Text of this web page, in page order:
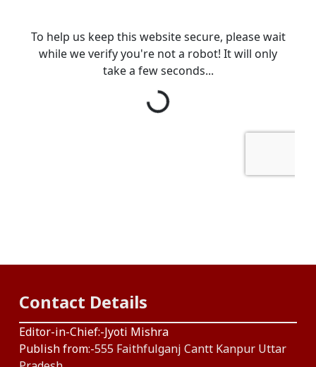
Contact Details
Editor-in-Chief:-Jyoti Mishra
Publish from:-555 Faithfulganj Cantt Kanpur Uttar